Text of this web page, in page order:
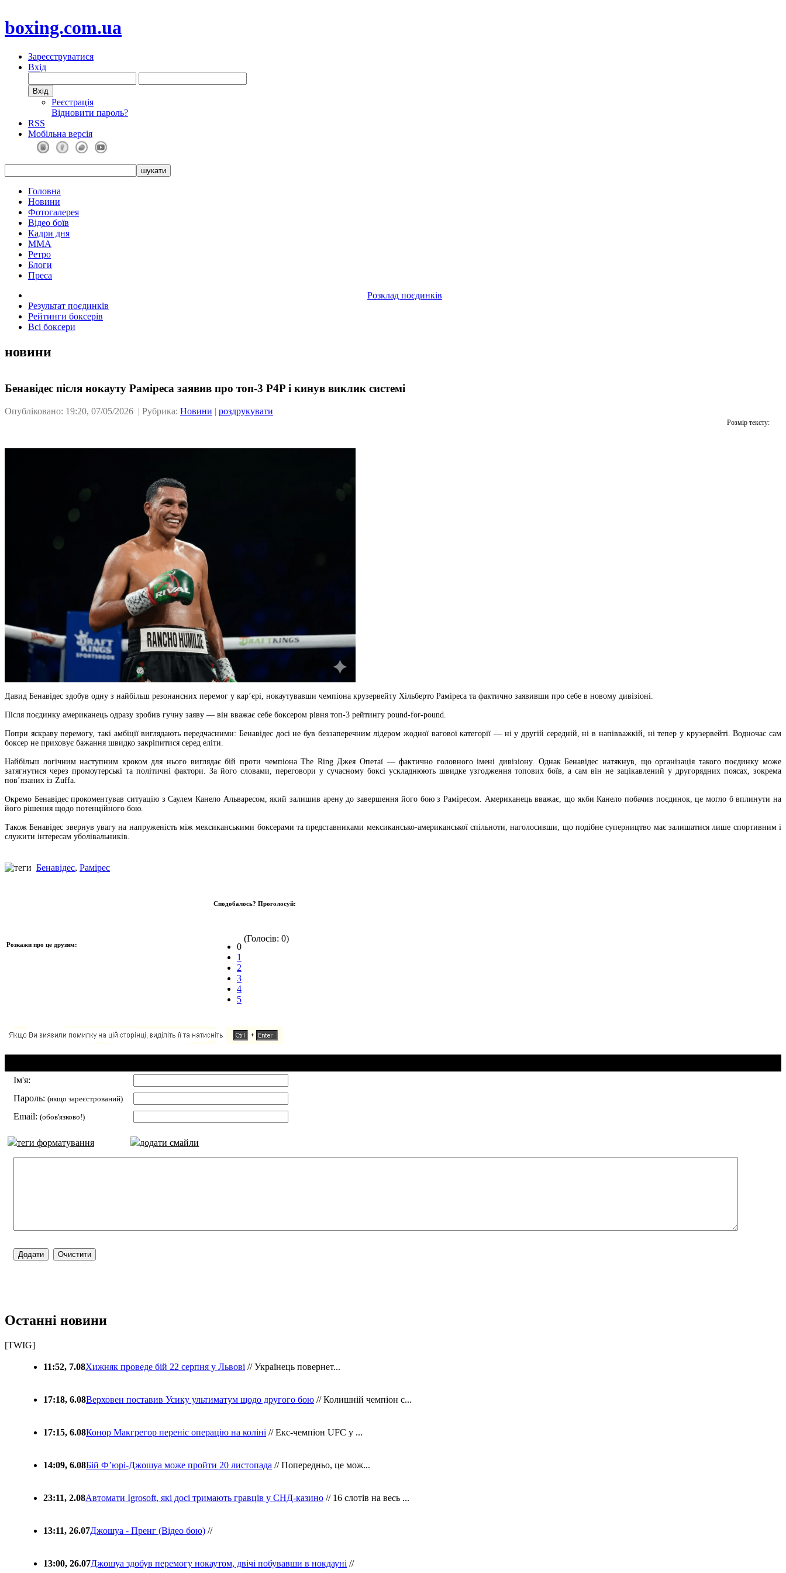
boxing.com.ua
Зареєструватися
Вхід
Реєстрація
Відновити пароль?
RSS
Мобільна версія
Головна
Новини
Фотогалерея
Відео боїв
Кадри дня
ММА
Ретро
Блоги
Преса
Розклад поєдинків
Результат поєдинків
Рейтинги боксерів
Всі боксери
новини
Бенавідес після нокауту Раміреса заявив про топ-3 P4P і кинув виклик системі
Опубліковано: 19:20, 07/05/2026 | Рубрика: Новини | роздрукувати
Розмір тексту:
Давид Бенавідес здобув одну з найбільш резонансних перемог у кар’єрі, нокаутувавши чемпіона крузервейту Хільберто Раміреса та фактично заявивши про себе в новому дивізіоні.
Після поєдинку американець одразу зробив гучну заяву — він вважає себе боксером рівня топ-3 рейтингу pound-for-pound.
Попри яскраву перемогу, такі амбіції виглядають передчасними: Бенавідес досі не був беззаперечним лідером жодної вагової категорії — ні у другій середній, ні в напівважкій, ні тепер у крузервейті. Водночас сам
боксер не приховує бажання швидко закріпитися серед еліти.
Найбільш логічним наступним кроком для нього виглядає бій проти чемпіона The Ring Джея Опетаї — фактично головного імені дивізіону. Однак Бенавідес натякнув, що організація такого поєдинку може
затягнутися через промоутерські та політичні фактори. За його словами, переговори у сучасному боксі ускладнюють швидке узгодження топових боїв, а сам він не зацікавлений у другорядних поясах, зокрема
пов’язаних із Zuffa.
Окремо Бенавідес прокоментував ситуацію з Саулем Канело Альваресом, який залишив арену до завершення його бою з Раміресом. Американець вважає, що якби Канело побачив поєдинок, це могло б вплинути на
його рішення щодо потенційного бою.
Також Бенавідес звернув увагу на напруженість між мексиканськими боксерами та представниками мексикансько-американської спільноти, наголосивши, що подібне суперництво має залишатися лише спортивним і
служити інтересам уболівальників.
Бенавідес, Рамірес
Розкажи про це друзям:
Сподобалось? Проголосуй:
0
1
2
3
4
5
(Голосів: 0)
Ім'я:
Пароль: (якщо зареєстрований)
Email: (обов'язково!)
теги форматування додати смайли
Останні новини
[TWIG]
11:52, 7.08Хижняк проведе бій 22 серпня у Львові // Українець повернет...
17:18, 6.08Верховен поставив Усику ультиматум щодо другого бою // Колишній чемпіон с...
17:15, 6.08Конор Макгрегор переніс операцію на коліні // Екс-чемпіон UFC у ...
14:09, 6.08Бій Ф’юрі-Джошуа може пройти 20 листопада // Попередньо, це мож...
23:11, 2.08Автомати Igrosoft, які досі тримають гравців у СНД-казино // 16 слотів на весь ...
13:11, 26.07Джошуа - Пренг (Відео бою) //
13:00, 26.07Джошуа здобув перемогу нокаутом, двічі побувавши в нокдауні //